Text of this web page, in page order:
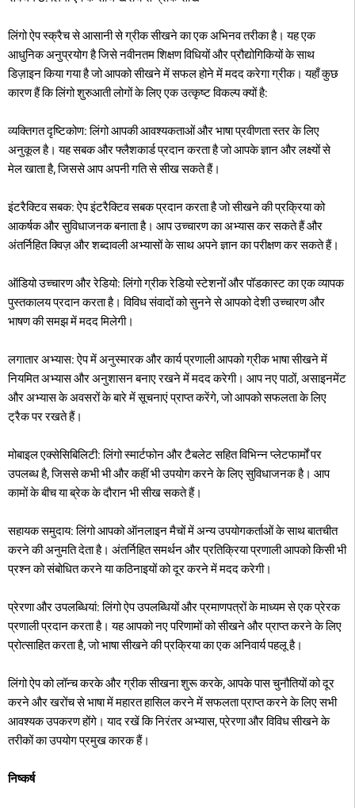
लिंगो ऐप स्क्रैच से आसानी से ग्रीक सीखने का एक अभिनव तरीका है। यह एक
आधुनिक अनुप्रयोग है जिसे नवीनतम शिक्षण विधियों और प्रौद्योगिकियों के साथ
डिज़ाइन किया गया है जो आपको सीखने में सफल होने में मदद करेगा ग्रीक। यहाँ कुछ
कारण हैं कि लिंगो शुरुआती लोगों के लिए एक उत्कृष्ट विकल्प क्यों है:
व्यक्तिगत दृष्टिकोण: लिंगो आपकी आवश्यकताओं और भाषा प्रवीणता स्तर के लिए
अनुकूल है। यह सबक और फ्लैशकार्ड प्रदान करता है जो आपके ज्ञान और लक्ष्यों से
मेल खाता है, जिससे आप अपनी गति से सीख सकते हैं।
इंटरैक्टिव सबक: ऐप इंटरैक्टिव सबक प्रदान करता है जो सीखने की प्रक्रिया को
आकर्षक और सुविधाजनक बनाता है। आप उच्चारण का अभ्यास कर सकते हैं और
अंतर्निहित क्विज़ और शब्दावली अभ्यासों के साथ अपने ज्ञान का परीक्षण कर सकते हैं।
ऑडियो उच्चारण और रेडियो: लिंगो ग्रीक रेडियो स्टेशनों और पॉडकास्ट का एक व्यापक
पुस्तकालय प्रदान करता है। विविध संवादों को सुनने से आपको देशी उच्चारण और
भाषण की समझ में मदद मिलेगी।
लगातार अभ्यास: ऐप में अनुस्मारक और कार्य प्रणाली आपको ग्रीक भाषा सीखने में
नियमित अभ्यास और अनुशासन बनाए रखने में मदद करेगी। आप नए पाठों, असाइनमेंट
और अभ्यास के अवसरों के बारे में सूचनाएं प्राप्त करेंगे, जो आपको सफलता के लिए
ट्रैक पर रखते हैं।
मोबाइल एक्सेसिबिलिटी: लिंगो स्मार्टफोन और टैबलेट सहित विभिन्न प्लेटफार्मों पर
उपलब्ध है, जिससे कभी भी और कहीं भी उपयोग करने के लिए सुविधाजनक है। आप
कामों के बीच या ब्रेक के दौरान भी सीख सकते हैं।
सहायक समुदाय: लिंगो आपको ऑनलाइन मैचों में अन्य उपयोगकर्ताओं के साथ बातचीत
करने की अनुमति देता है। अंतर्निहित समर्थन और प्रतिक्रिया प्रणाली आपको किसी भी
प्रश्न को संबोधित करने या कठिनाइयों को दूर करने में मदद करेगी।
प्रेरणा और उपलब्धियां: लिंगो ऐप उपलब्धियों और प्रमाणपत्रों के माध्यम से एक प्रेरक
प्रणाली प्रदान करता है। यह आपको नए परिणामों को सीखने और प्राप्त करने के लिए
प्रोत्साहित करता है, जो भाषा सीखने की प्रक्रिया का एक अनिवार्य पहलू है।
लिंगो ऐप को लॉन्च करके और ग्रीक सीखना शुरू करके, आपके पास चुनौतियों को दूर
करने और खरोंच से भाषा में महारत हासिल करने में सफलता प्राप्त करने के लिए सभी
आवश्यक उपकरण होंगे। याद रखें कि निरंतर अभ्यास, प्रेरणा और विविध सीखने के
तरीकों का उपयोग प्रमुख कारक हैं।
निष्कर्ष